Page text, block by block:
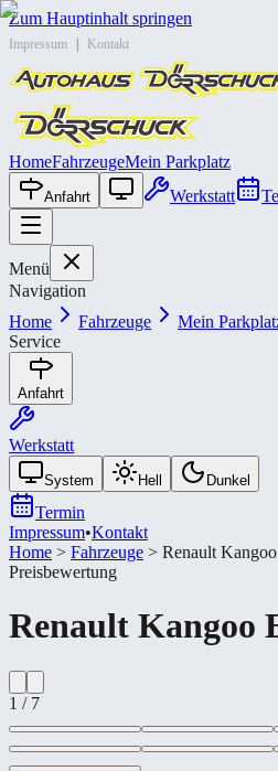
Zum Hauptinhalt springen
Impressum Kontakt
HomeFahrzeugeMein Parkplatz
Anfahrt Werkstatt
Menü
Navigation
Home
Fahrzeuge
Mein
Service
Anfahrt
Werkstatt
System Hell Dunkel
Termin
Impressum•Kontakt
Home > Fahrzeuge > Renault
Preisbewertung
Renault Kangoo
1 / 7